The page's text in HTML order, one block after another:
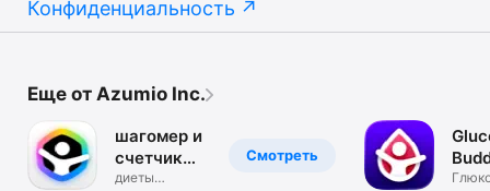
Конфиденциальность
Еще от Azumio Inc.
Смотреть
шагомер и
счетчик
калорий
диеты